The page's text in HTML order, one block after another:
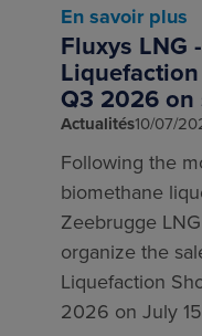
En savoir plus
Fluxys LNG
Q3 2026 on
Actualités10/07/
Following the
biomethane
Zeebrugge
organize the
Liquefaction
2026 on July